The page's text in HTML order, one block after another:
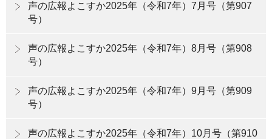
声の広報よこすか2025年（令和7年）7月号（第907
号）
声の広報よこすか2025年（令和7年）8月号（第908
号）
声の広報よこすか2025年（令和7年）9月号（第909
号）
声の広報よこすか2025年（令和7年）10月号（第910